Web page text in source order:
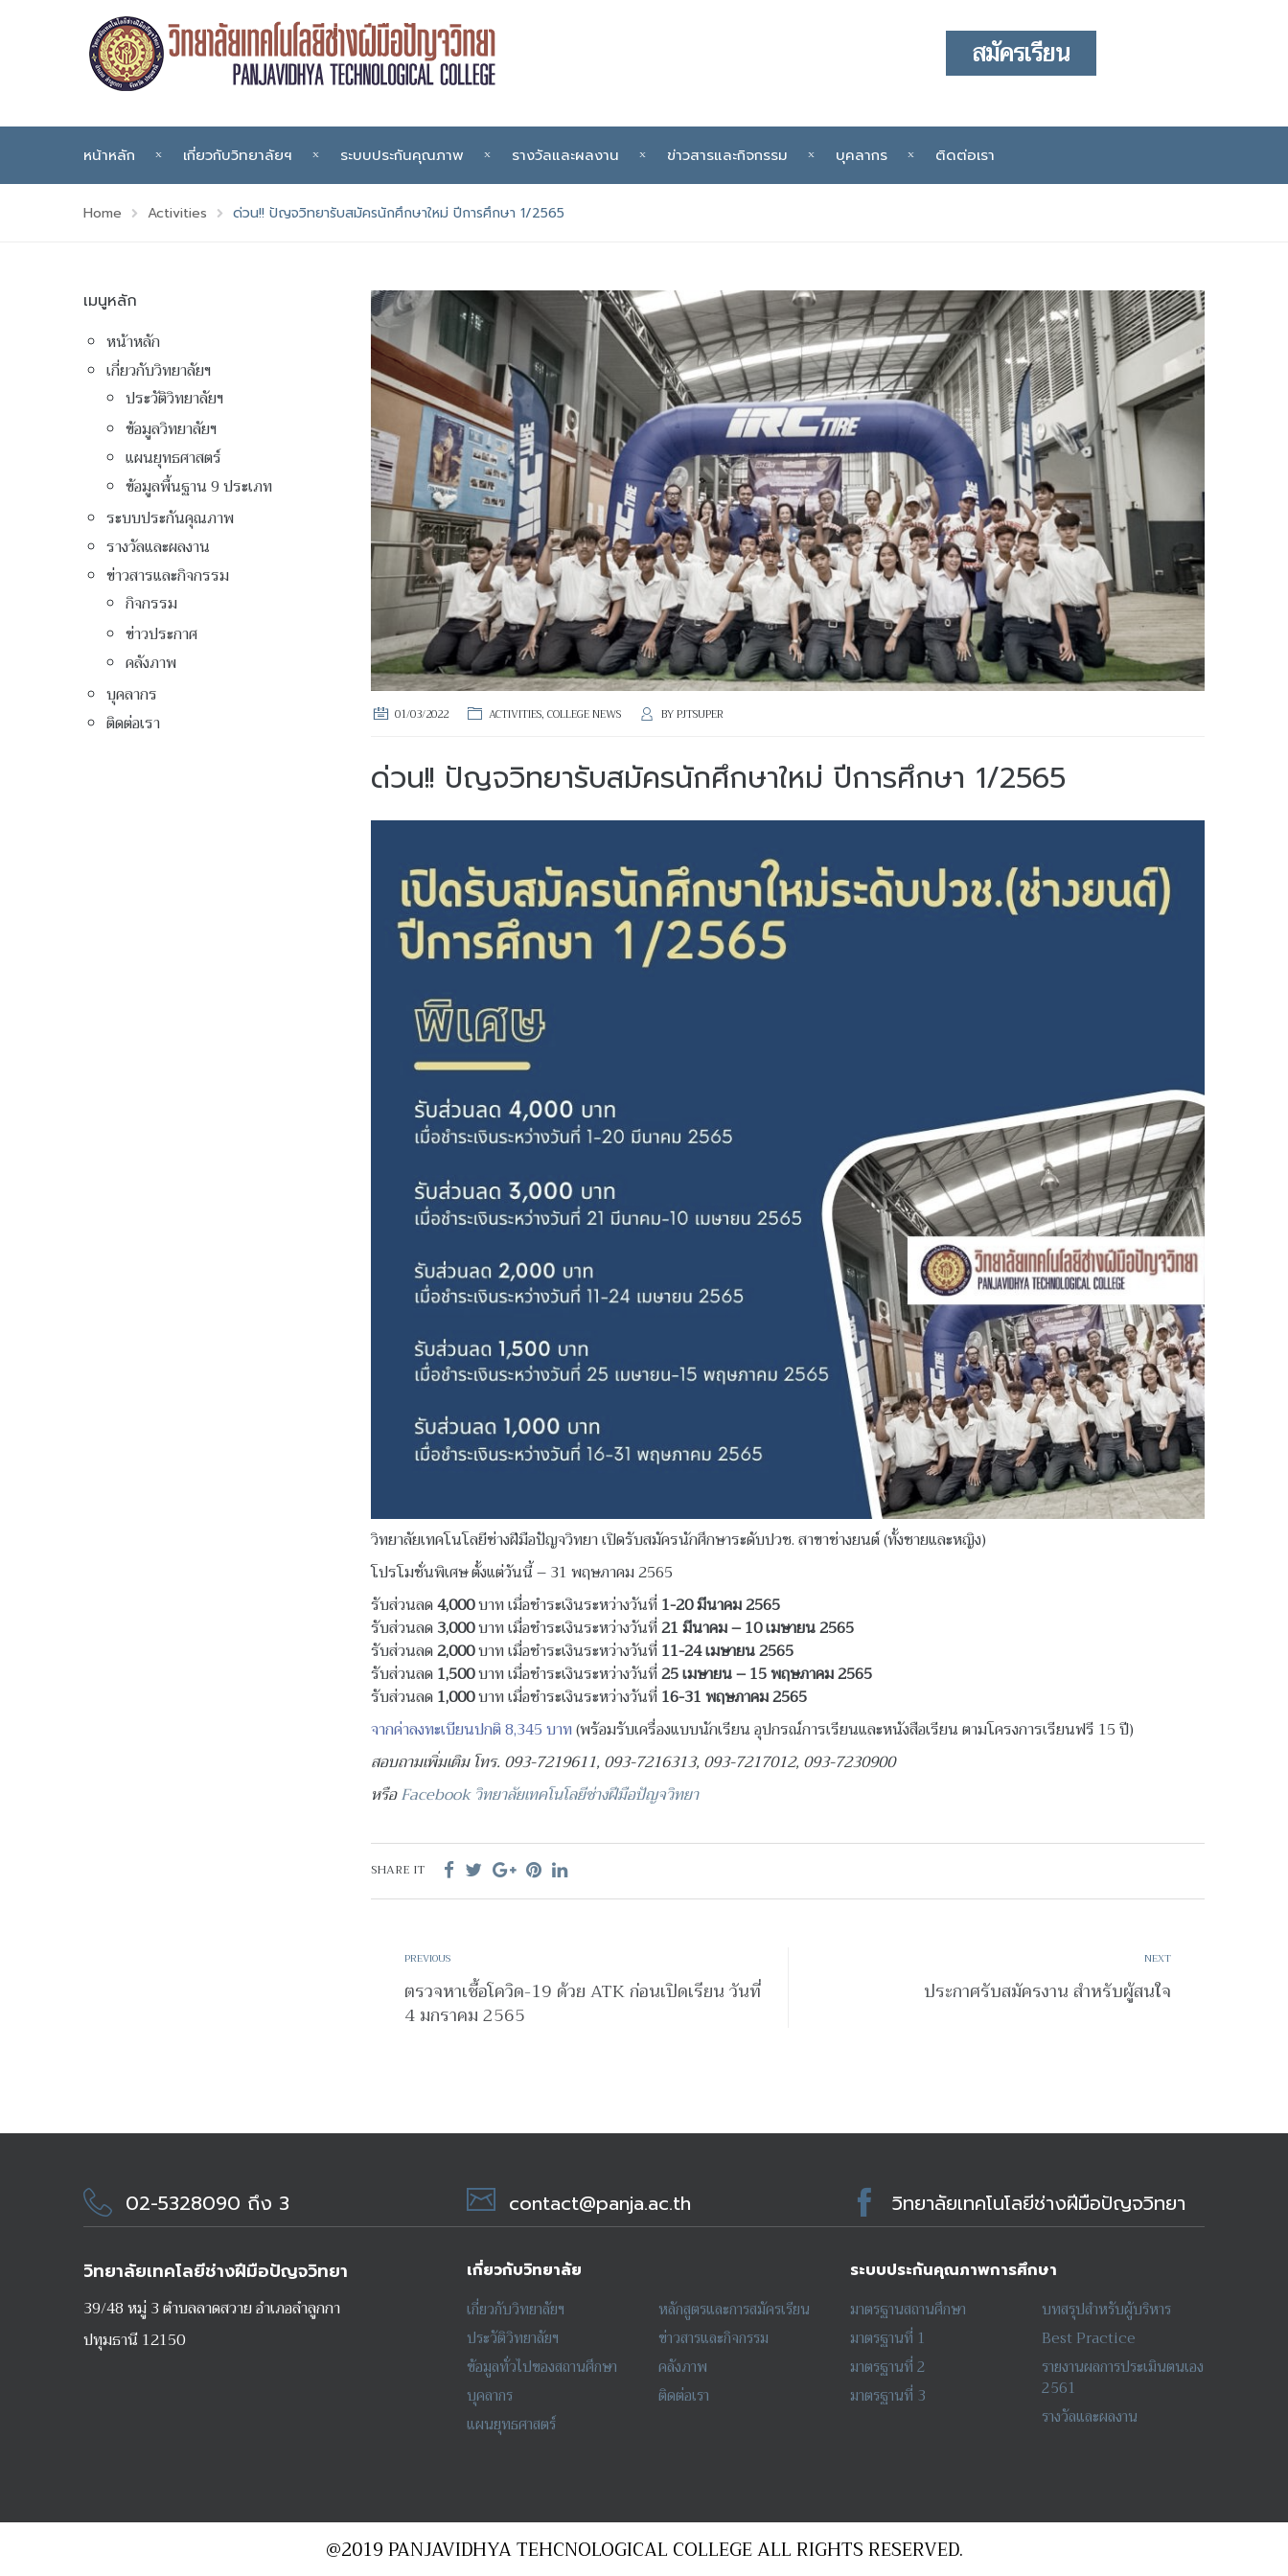
สมัครเรียน
หน้าหลัก เกี่ยวกับวิทยาลัยฯ ระบบประกันคุณภาพ รางวัลและผลงาน ข่าวสารและกิจกรรม บุคลากร ติดต่อเรา
Home Activities ด่วน!! ปัญจวิทยารับสมัครนักศึกษาใหม่ ปีการศึกษา 1/2565
เมนูหลัก
หน้าหลัก
เกี่ยวกับวิทยาลัยฯ
ประวัติวิทยาลัยฯ
ข้อมูลวิทยาลัยฯ
แผนยุทธศาสตร์
ข้อมูลพื้นฐาน 9 ประเภท
ระบบประกันคุณภาพ
รางวัลและผลงาน
ข่าวสารและกิจกรรม
กิจกรรม
ข่าวประกาศ
คลังภาพ
บุคลากร
ติดต่อเรา
01/03/2022 ACTIVITIES, COLLEGE NEWS BYPJTSUPER
ด่วน!! ปัญจวิทยารับสมัครนักศึกษาใหม่ ปีการศึกษา 1/2565
วิทยาลัยเทคโนโลยีช่างฝีมือปัญจวิทยา เปิดรับสมัครนักศึกษาระดับปวช. สาขาช่างยนต์ (ทั้งชายและหญิง)
โปรโมชั่นพิเศษ ตั้งแต่วันนี้ – 31 พฤษภาคม 2565
รับส่วนลด4,000บาท เมื่อชำระเงินระหว่างวันที่1-20 มีนาคม 2565
รับส่วนลด3,000บาท เมื่อชำระเงินระหว่างวันที่21 มีนาคม – 10 เมษายน 2565
รับส่วนลด2,000บาท เมื่อชำระเงินระหว่างวันที่11-24 เมษายน 2565
รับส่วนลด1,500บาท เมื่อชำระเงินระหว่างวันที่25 เมษายน – 15 พฤษภาคม 2565
รับส่วนลด1,000บาท เมื่อชำระเงินระหว่างวันที่16-31 พฤษภาคม 2565
จากค่าลงทะเบียนปกติ 8,345 บาท(พร้อมรับเครื่องแบบนักเรียน อุปกรณ์การเรียนและหนังสือเรียน ตามโครงการเรียนฟรี 15 ปี)
สอบถามเพิ่มเติม โทร. 093-7219611, 093-7216313, 093-7217012, 093-7230900
หรือFacebook วิทยาลัยเทคโนโลยีช่างฝีมือปัญจวิทยา
SHARE IT
PREVIOUS
ตรวจหาเชื้อโควิด-19 ด้วย ATK ก่อนเปิดเรียน วันที่
4 มกราคม 2565
NEXT
ประกาศรับสมัครงาน สำหรับผู้สนใจ
02-5328090 ถึง 3 contact@panja.ac.th วิทยาลัยเทคโนโลยีช่างฝีมือปัญจวิทยา
วิทยาลัยเทคโลยีช่างฝีมือปัญจวิทยา
39/48 หมู่ 3 ตำบลลาดสวาย อำเภอลำลูกกา
ปทุมธานี 12150
เกี่ยวกับวิทยาลัย
เกี่ยวกับวิทยาลัยฯ
ประวัติวิทยาลัยฯ
ข้อมูลทั่วไปของสถานศึกษา
บุคลากร
แผนยุทธศาสตร์
หลักสูตรและการสมัครเรียน
ข่าวสารและกิจกรรม
คลังภาพ
ติดต่อเรา
ระบบประกันคุณภาพการศึกษา
มาตรฐานสถานศึกษา
มาตรฐานที่ 1
มาตรฐานที่ 2
มาตรฐานที่ 3
บทสรุปสำหรับผู้บริหาร
Best Practice
รายงานผลการประเมินตนเอง
2561
รางวัลและผลงาน
@2019 PANJAVIDHYA TEHCNOLOGICAL COLLEGE ALL RIGHTS RESERVED.